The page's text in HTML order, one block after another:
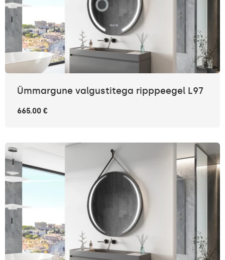
Ümmargune valgustitega ripppeegel L97
665.00 €